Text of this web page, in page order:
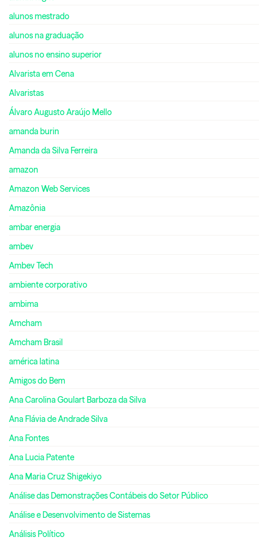
alunos mestrado
alunos na graduação
alunos no ensino superior
Alvarista em Cena
Alvaristas
Álvaro Augusto Araújo Mello
amanda burin
Amanda da Silva Ferreira
amazon
Amazon Web Services
Amazônia
ambar energia
ambev
Ambev Tech
ambiente corporativo
ambima
Amcham
Amcham Brasil
américa latina
Amigos do Bem
Ana Carolina Goulart Barboza da Silva
Ana Flávia de Andrade Silva
Ana Fontes
Ana Lucia Patente
Ana Maria Cruz Shigekiyo
Análise das Demonstrações Contábeis do Setor Público
Análise e Desenvolvimento de Sistemas
Análisis Político